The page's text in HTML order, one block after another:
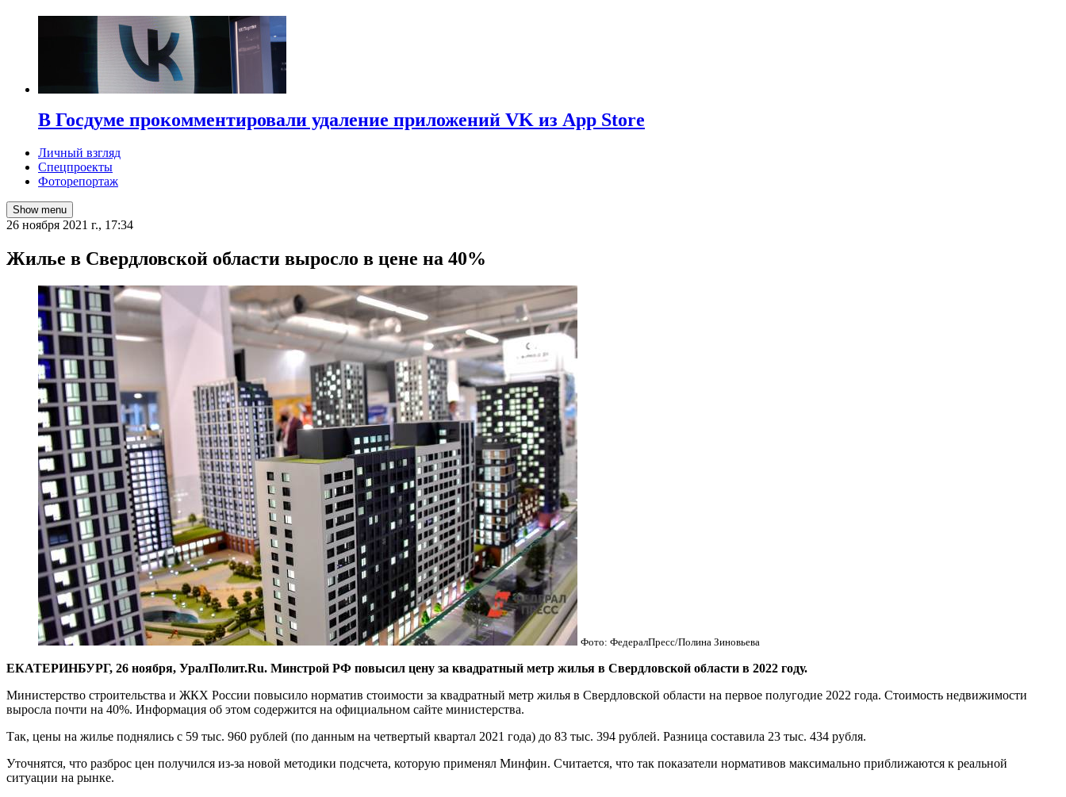
В Госдуме прокомментировали удаление приложений VK из App Store
Личный взгляд
Спецпроекты
Фоторепортаж
Show menu
26 ноября 2021 г., 17:34
​Жилье в Свердловской области выросло в цене на 40%
Фото: ФедералПресс/Полина Зиновьева
ЕКАТЕРИНБУРГ, 26 ноября, УралПолит.Ru. Минстрой РФ повысил цену за квадратный метр жилья в Свердловской области в 2022 году.
Министерство строительства и ЖКХ России повысило норматив стоимости за квадратный метр жилья в Свердловской области на первое полугодие 2022 года. Стоимость недвижимости
выросла почти на 40%. Информация об этом содержится на официальном сайте министерства.
Так, цены на жилье поднялись с 59 тыс. 960 рублей (по данным на четвертый квартал 2021 года) до 83 тыс. 394 рублей. Разница составила 23 тыс. 434 рубля.
Уточнятся, что разброс цен получился из-за новой методики подсчета, которую применял Минфин. Считается, что так показатели нормативов максимально приближаются к реальной
ситуации на рынке.